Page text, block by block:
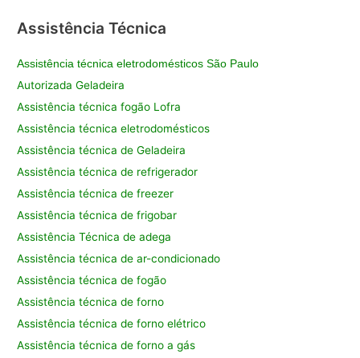
Assistência Técnica
Assistência técnica eletrodomésticos São Paulo
Autorizada Geladeira
Assistência técnica fogão Lofra
Assistência técnica eletrodomésticos
Assistência técnica de Geladeira
Assistência técnica de refrigerador
Assistência técnica de freezer
Assistência técnica de frigobar
Assistência Técnica de adega
Assistência técnica de ar-condicionado
Assistência técnica de fogão
Assistência técnica de forno
Assistência técnica de forno elétrico
Assistência técnica de forno a gás